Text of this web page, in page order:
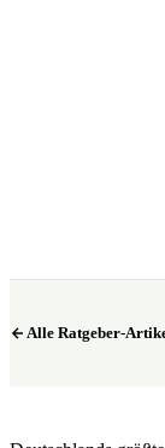
Alle Ratgeber-